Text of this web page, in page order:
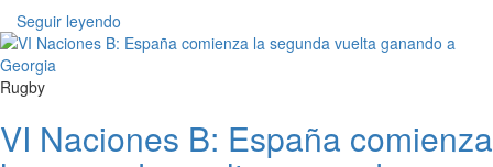
Seguir leyendo
Rugby
VI Naciones B: España comienza